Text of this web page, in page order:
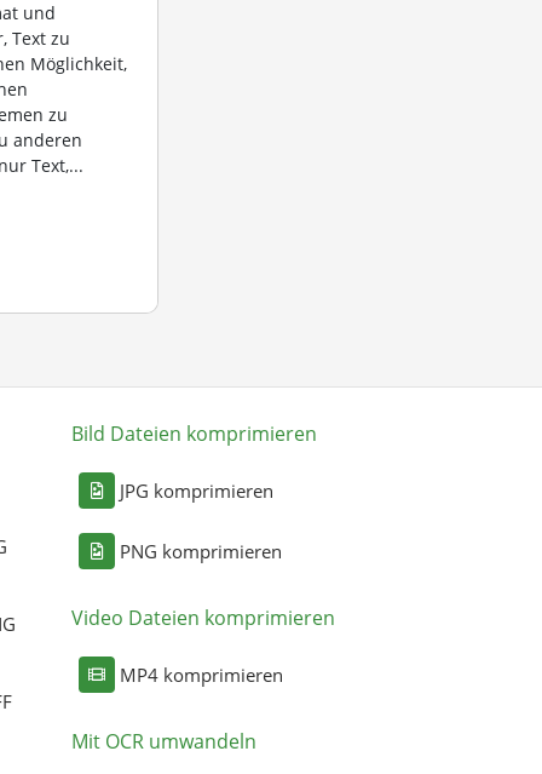
und
Text zu
Möglichkeit,
zu
anderen
Text,...
Bild Dateien komprimieren
JPG komprimieren
PNG komprimieren
Video Dateien komprimieren
MP4 komprimieren
Mit OCR umwandeln